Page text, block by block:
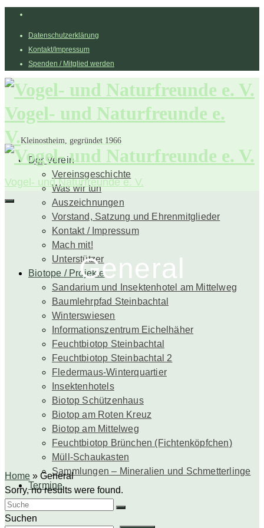
Datenschutzerklärung
Kontakt/Impressum
Spenden / Mitglied werden
Vogel- und Naturfreunde e.
V.Kleinostheim, gegründet 1966
Der Verein
Vereinsgeschichte
Was wir tun
Auszeichnungen
Vorstand, Satzung und Ehrenmitglieder
Kontakt / Impressum
Mach mit!
Unterstützer
Biotope / Projekte
Sandarium und Insektenhotel am Mittelweg
Baumlehrpfad Steinbachtal
Winterswiesen
Informationszentrum Eichelhäher
Feuchtbiotop Steinbachtal
Feuchtbiotop Steinbachtal 2
Fledermaus-Winterquartier
Insektenhotels
Biotop Schützenhaus
Biotop am Roten Kreuz
Biotop am Mittelweg
Feuchtbiotop Brünchen (Fichtenköpfchen)
Müll-Schaukasten
Sammlungen – Mineralien und Schmetterlinge
Termine
Vogel- und Naturfreunde e. V.
General
Home » General
Sorry, no results were found.
Search
for:
Suchen